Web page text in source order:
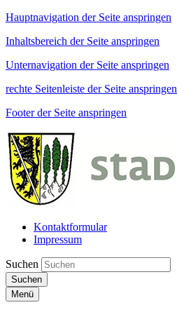
Hauptnavigation der Seite anspringen
Inhaltsbereich der Seite anspringen
Unternavigation der Seite anspringen
rechte Seitenleiste der Seite anspringen
Footer der Seite anspringen
Kontaktformular
Impressum
Suchen
Suchen
Menü